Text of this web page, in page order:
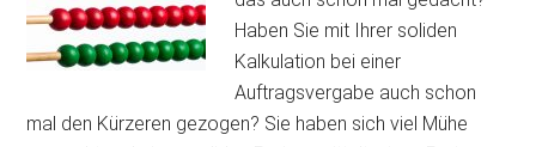
Haben Sie mit Ihrer soliden
Kalkulation bei einer
Auftragsvergabe auch schon
mal den Kürzeren gezogen? Sie haben sich viel Mühe